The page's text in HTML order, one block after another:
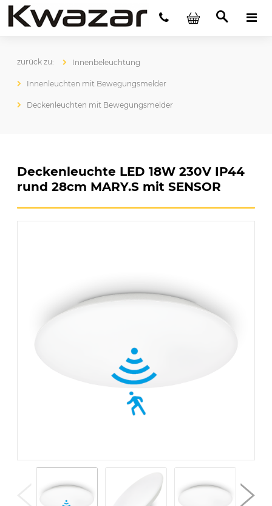
Innenbeleuchtung
Innenleuchten mit Bewegungsmelder
Deckenleuchten mit Bewegungsmelder
Deckenleuchte LED 18W 230V IP44
rund 28cm MARY.S mit SENSOR